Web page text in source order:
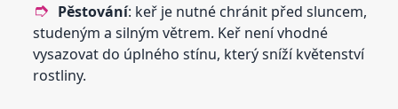
Pěstování: keř je nutné chránit před sluncem,
studeným a silným větrem. Keř není vhodné
vysazovat do úplného stínu, který sníží květenství
rostliny.